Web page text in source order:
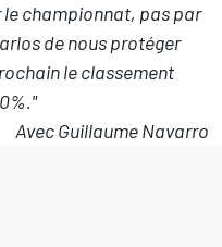
championnat, pas par
de nous protéger
le classement
Avec Guillaume Navarro